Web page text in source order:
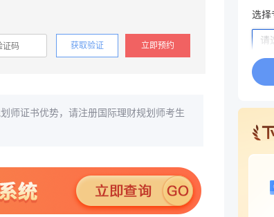
获取验证 立即预约
师证书优势，请注册国际理财规划师考生